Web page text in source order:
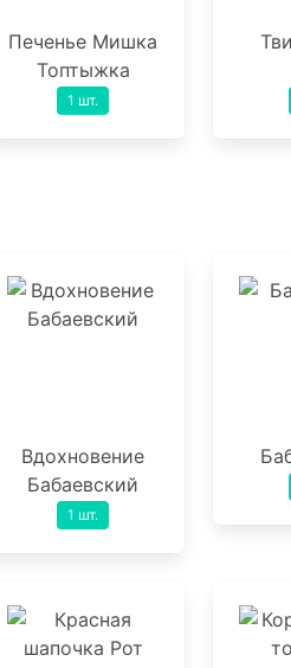
Печенье Мишка
Топтыжка
1 шт.
Вдохновение
Бабаевский
1 шт.